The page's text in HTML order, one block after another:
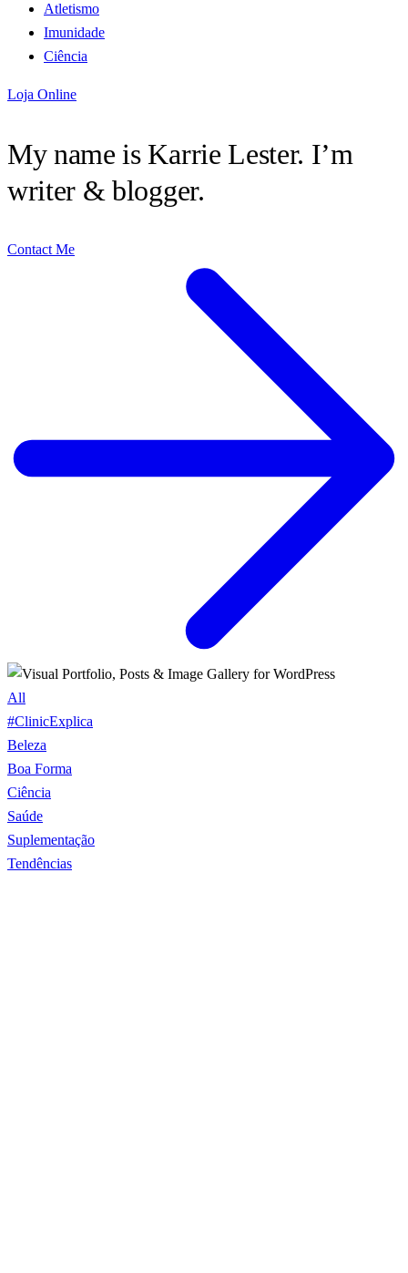
Atletismo
Imunidade
Ciência
Loja Online
My name is Karrie Lester. I’m
writer & blogger.
Contact Me
All
#ClinicExplica
Beleza
Boa Forma
Ciência
Saúde
Suplementação
Tendências